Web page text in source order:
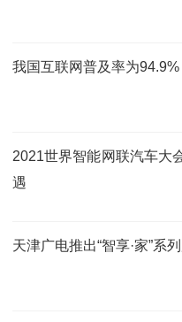
我国互联网普及率为
2021世界智能网联汽车大
遇
天津广电推出“智享·家”系